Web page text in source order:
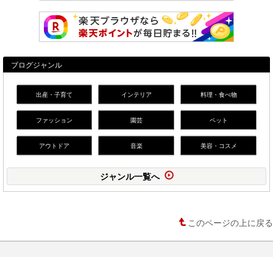
ブログジャンル
出産・子育て インテリア 料理・食べ物
ファッション 園芸 ペット
アウトドア 音楽 美容・コスメ
ジャンル一覧へ
このページの上に戻る